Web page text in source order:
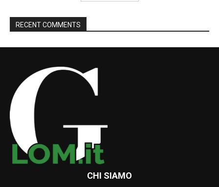
RECENT COMMENTS
CHI SIAMO